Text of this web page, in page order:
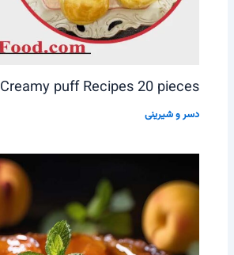
Creamy puff Recipes 20 pieces
دسر و شیرینی